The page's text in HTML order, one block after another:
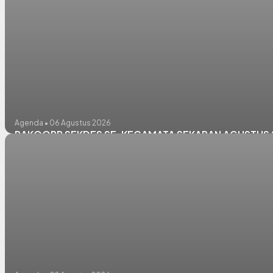
Agenda • 06 Agustus 2026
RAKOORR SEKDES SE-KECAMATA SEKARAN